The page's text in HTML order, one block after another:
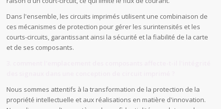
Dans l'ensemble, les circuits imprimés utilisent une combinaison de
ces mécanismes de protection pour gérer les surintensités et les
courts-circuits, garantissant ainsi la sécurité et la fiabilité de la carte
et de ses composants.
Nous sommes attentifs à la transformation de la protection de la
propriété intellectuelle et aux réalisations en matière d'innovation.